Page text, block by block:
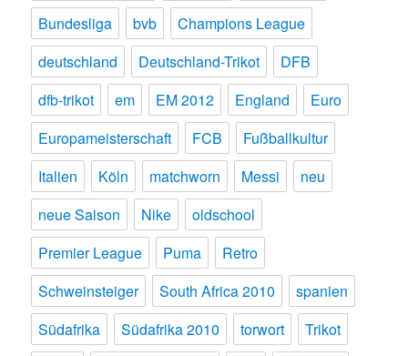
Bundesliga
bvb
Champions League
deutschland
Deutschland-Trikot
DFB
dfb-trikot
em EM 2012 England
Euro
Europameisterschaft
FCB
Fußballkultur
Italien
Köln matchworn Messi
neu
neue Saison
Nike
oldschool
Premier League
Puma
Retro
Schweinsteiger
South Africa 2010
spanien
Südafrika
Südafrika 2010 torwort
Trikot